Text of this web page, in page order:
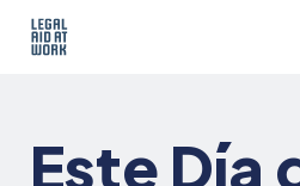
Work
Este Día